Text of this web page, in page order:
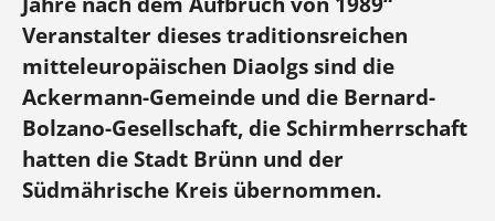
Veranstalter dieses traditionsreichen
mitteleuropäischen Diaolgs sind die
Ackermann-Gemeinde und die Bernard-
Bolzano-Gesellschaft, die Schirmherrschaft
hatten die Stadt Brünn und der
Südmährische Kreis übernommen.